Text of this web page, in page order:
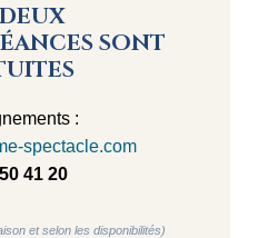
SONT
:
spectacle.com
41 20
et selon les disponibilités)